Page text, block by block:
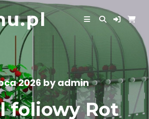
2026byadmin
foliowy Rot